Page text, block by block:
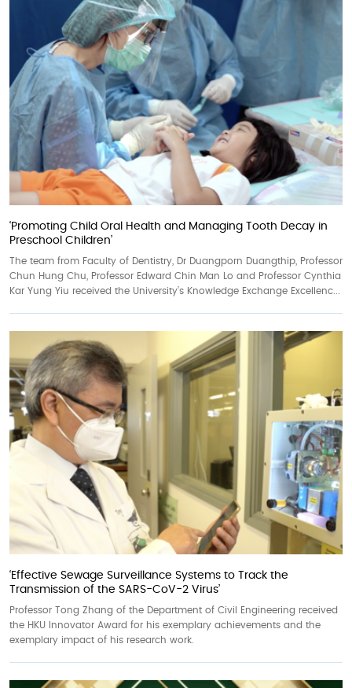
‘Promoting Child Oral Health and Managing Tooth Decay in
Preschool Children’
The team from Faculty of Dentistry, Dr Duangporn Duangthip, Professor
Chun Hung Chu, Professor Edward Chin Man Lo and Professor Cynthia
Kar Yung Yiu received the University’s Knowledge Exchange Excellenc...
‘Effective Sewage Surveillance Systems to Track the
Transmission of the SARS-CoV-2 Virus’
Professor Tong Zhang of the Department of Civil Engineering received
the HKU Innovator Award for his exemplary achievements and the
exemplary impact of his research work.